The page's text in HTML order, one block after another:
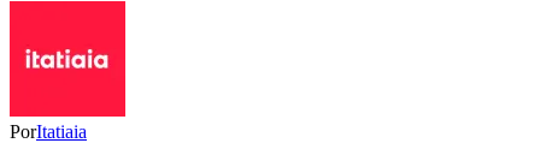
PorItatiaia